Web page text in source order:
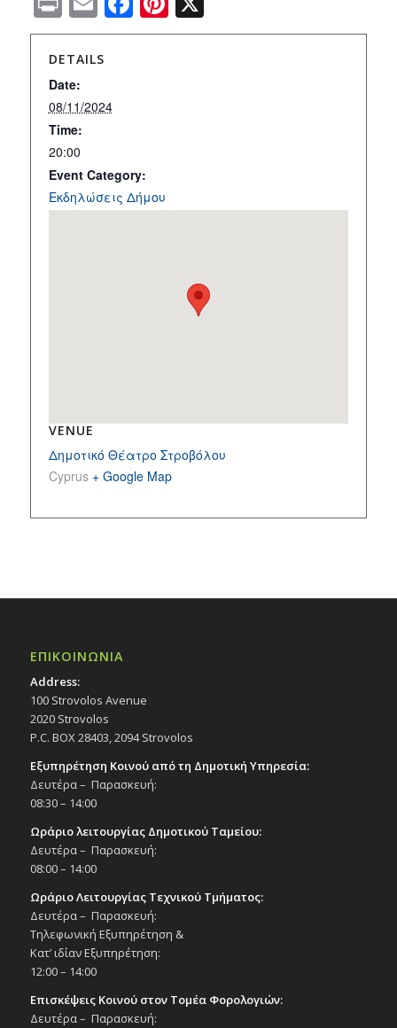
DETAILS
Date:
08/11/2024
Time:
20:00
Event Category:
Εκδηλώσεις Δήμου
VENUE
Δημοτικό Θέατρο Στροβόλου
Cyprus + Google Map
ΕΠΙΚΟΙΝΩΝΙΑ
Address:
100 Strovolos Avenue
2020 Strovolos
P.C. BOX 28403, 2094 Strovolos
Εξυπηρέτηση Κοινού από τη Δημοτική Υπηρεσία:
Δευτέρα – Παρασκευή:
08:30 – 14:00
Ωράριο λειτουργίας Δημοτικού Ταμείου:
Δευτέρα – Παρασκευή:
08:00 – 14:00
Ωράριο Λειτουργίας Τεχνικού Τμήματος:
Δευτέρα – Παρασκευή:
Τηλεφωνική Εξυπηρέτηση &
Κατ’ ιδίαν Εξυπηρέτηση:
12:00 – 14:00
Επισκέψεις Κοινού στον Τομέα Φορολογιών:
Δευτέρα – Παρασκευή: